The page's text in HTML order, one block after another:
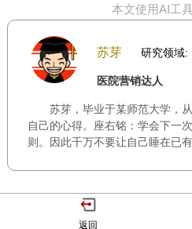
本文使用AI工
苏芽 研究领域:
医院营销达人
苏芽，毕业于某师范大学，
自己的心得。座右铭：学会下一
则。因此千万不要让自己睡在已
返回